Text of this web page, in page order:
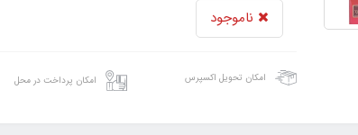
ناموجود
امکان تحویل اکسپرس امکان پرداخت در محل